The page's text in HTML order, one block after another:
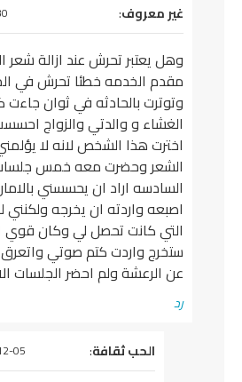
يقول
غير معروف:
وهل يعتبر تحرش عند ازالة شعر
مقدم الخدمه خطئا تحرش في
وتوترت بالحادثه في ثوان
الغشاء و والدتي والزواج
اخترت هذا الشخص لانه لا
الشعر وحضرت معه خمس
السادسه اراد ان يحسسني
اصبعه واردته ان يخرجه ولكنني
التي كانت تحصل لي وكان قوي
ستخرج واردت كتم صوتي
عن الرعشة ولم احضر الجلسات
رد
يقول
الحب ثقافة:
2025-12-